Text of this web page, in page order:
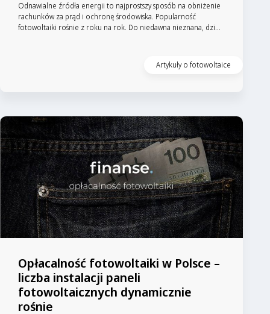
Odnawialne źródła energii to najprostszy sposób na obniżenie
rachunków za prąd i ochronę środowiska. Popularność
fotowoltaiki rośnie z roku na rok. Do niedawna nieznana, dzi...
Artykuły o fotowoltaice
Opłacalność fotowoltaiki w Polsce –
liczba instalacji paneli
fotowoltaicznych dynamicznie
rośnie